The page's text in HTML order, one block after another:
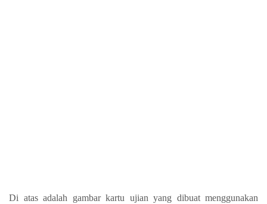
Di atas adalah gambar kartu ujian yang dibuat menggunakan